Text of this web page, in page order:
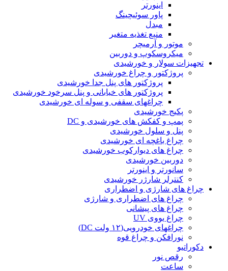
اینورتر
پاور سوئیچینگ
مبدل
منبع تغذیه متغیر
موتور و آرمیچر
میکروسکوپ و دوربین
تجهیزات سولار و خورشیدی
پروژکتور و چراغ خورشیدی
پروژکتور های پنل جدا خورشیدی
پروژکتور های خیابانی و پنل سرخود خورشیدی
چراغهای سقفی و سوله ای خورشیدی
پکیج خورشیدی
پمپ و کفکش های خورشیدی و DC
پنل و سلول خورشیدی
چراغ باغچه ای خورشیدی
چراغ های دیوارکوب خورشیدی
دوربین خورشیدی
سانورتر و اینورتر
کنترلر شارژر خورشیدی
چراغ های شارژی و اضطراری
چراغ های اضطراری و شارژی
چراغ های پیشانی
چراغ یووی UV
چراغهای خودرویی(۱۲ ولت DC)
نورافکن و چراغ قوه
دکوراتیو
رقص نور
ساعت